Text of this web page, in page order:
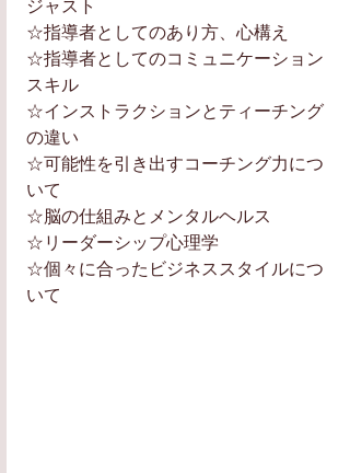
ジャスト
☆指導者としてのあり方、心構え
☆指導者としてのコミュニケーション
スキル
☆インストラクションとティーチング
の違い
☆可能性を引き出すコーチング力につ
いて
☆脳の仕組みとメンタルヘルス
☆リーダーシップ心理学
☆個々に合ったビジネススタイルにつ
いて